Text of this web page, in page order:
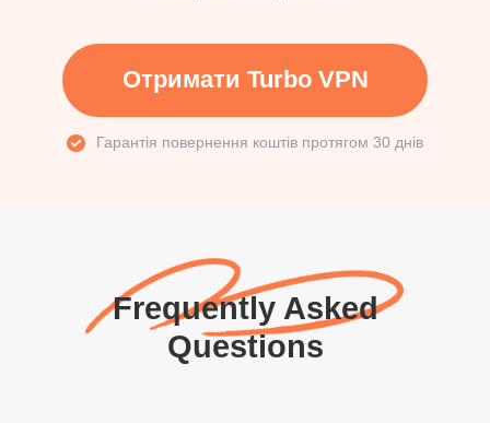
Отримати Turbo VPN
Гарантія повернення коштів протягом 30 днів
Frequently Asked
Questions